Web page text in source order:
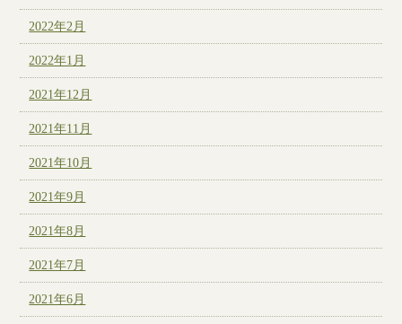
2022年2月
2022年1月
2021年12月
2021年11月
2021年10月
2021年9月
2021年8月
2021年7月
2021年6月